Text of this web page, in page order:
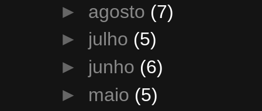
► agosto (7)
► julho (5)
► junho (6)
► maio (5)